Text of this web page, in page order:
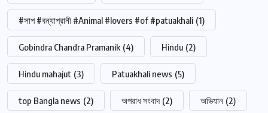
#সাপ #বন্যাপ্রানী #Animal #lovers #of #patuakhali (1)
Gobindra Chandra Pramanik (4) Hindu (2)
Hindu mahajut (3) Patuakhali news (5)
top Bangla news (2) অপরাধ সংবাদ (2) অভিযান (2)